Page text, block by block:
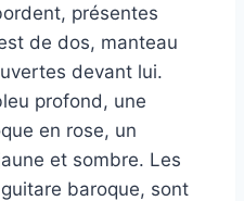
présentes
de dos, manteau
devant lui.
profond, une
en rose, un
et sombre. Les
baroque, sont